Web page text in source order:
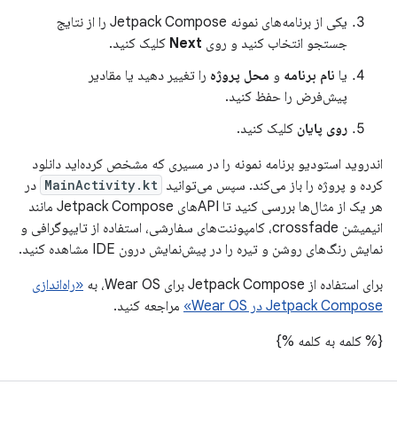
یکی از برنامه‌های نمونه Jetpack Compose را از نتایج
جستجو انتخاب کنید و روی Next کلیک کنید.
یا نام برنامه و محل پروژه را تغییر دهید یا مقادیر
پیش‌فرض را حفظ کنید.
روی پایان کلیک کنید.
اندروید استودیو برنامه نمونه را در مسیری که مشخص کرده‌اید دانلود
کرده و پروژه را باز می‌کند. سپس می‌توانید MainActivity.kt در
هر یک از مثال‌ها بررسی کنید تا APIهای Jetpack Compose مانند
انیمیشن crossfade، کامپوننت‌های سفارشی، استفاده از تایپوگرافی و
نمایش رنگ‌های روشن و تیره را در پیش‌نمایش درون IDE مشاهده کنید.
برای استفاده از Jetpack Compose برای Wear OS، به
«راه‌اندازی
Jetpack Compose در Wear OS»
مراجعه کنید.
{% کلمه به کلمه %}